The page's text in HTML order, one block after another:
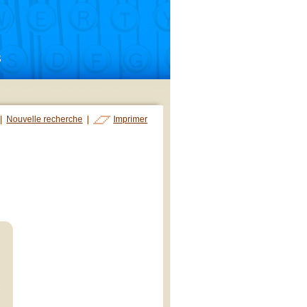
Nouvelle recherche Imprimer